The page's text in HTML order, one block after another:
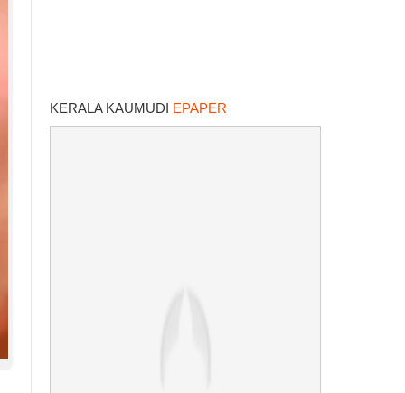
KERALA KAUMUDI EPAPER